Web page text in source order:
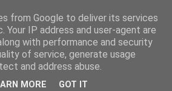
from Google to deliver its services
Your IP address and user-agent are
with performance and security
of service, generate usage
and address abuse.
MORE GOT IT